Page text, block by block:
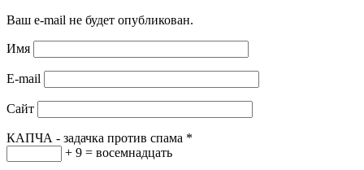
Ваш e-mail не будет опубликован.
Имя
E-mail
Сайт
КАПЧА - задачка против спама *
+ 9 = восемнадцать